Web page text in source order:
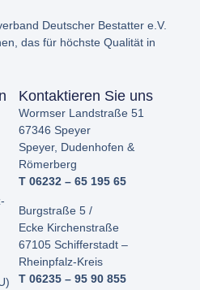
Deutscher Bestatter e.V.
das für höchste Qualität in
Kontaktieren Sie uns
Wormser Landstraße 51
67346 Speyer
Speyer, Dudenhofen &
Römerberg
T 06232 – 65 195 65
Burgstraße 5 /
Ecke Kirchenstraße
67105 Schifferstadt –
Rheinpfalz-Kreis
T 06235 – 95 90 855